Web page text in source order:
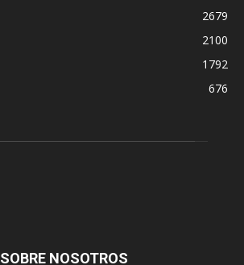
2679
2100
1792
676
SOBRE NOSOTROS